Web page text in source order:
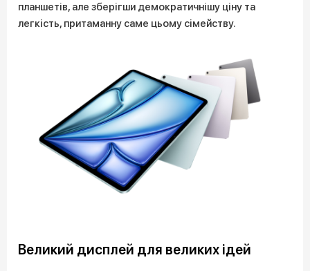
планшетів, але зберігши демократичнішу ціну та
легкість, притаманну саме цьому сімейству.
Великий дисплей для великих ідей